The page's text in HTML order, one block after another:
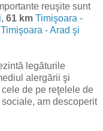
reuşite sunt
, 61 km Timişoara -
Timişoara - Arad şi
legăturile
alergării şi
de pe reţelele de
am descoperit